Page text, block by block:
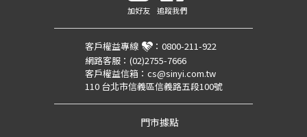
加好友 追蹤我們
客戶權益專線 ： 0800-211-922
網路客服： (02)2755-7666
客戶權益信箱： cs@sinyi.com.tw
110 台北市信義區信義路五段100號
門市據點